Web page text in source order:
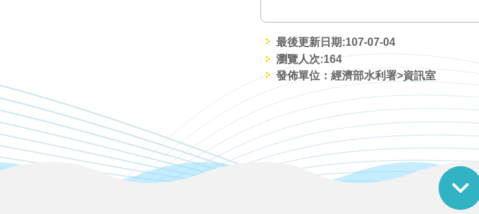
最後更新日期:107-07-04
瀏覽人次:164
發佈單位：經濟部水利署>資訊室